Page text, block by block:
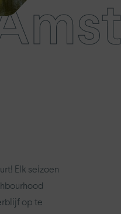
Elk seizoen
op te